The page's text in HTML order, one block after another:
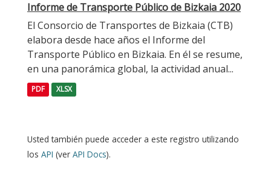
Informe de Transporte Público de Bizkaia 2020
El Consorcio de Transportes de Bizkaia (CTB)
elabora desde hace años el Informe del
Transporte Público en Bizkaia. En él se resume,
en una panorámica global, la actividad anual...
PDF XLSX
Usted también puede acceder a este registro utilizando
los API (ver API Docs).